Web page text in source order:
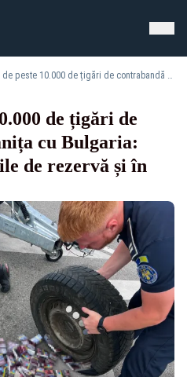
Captură de peste 10.000 de țigări de contrabandă la granița cu Bulgaria: erau ascunse la roțile de rezervă și în bagaje
de țigări de
cu Bulgaria:
de rezervă și în